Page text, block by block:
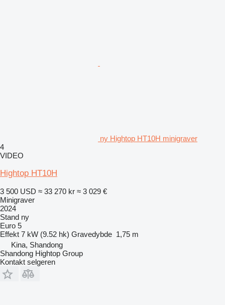
ny Hightop HT10H minigraver
4
VIDEO
Hightop HT10H
3 500 USD ≈ 33 270 kr ≈ 3 029 €
Minigraver
2024
Stand ny
Euro 5
Effekt 7 kW (9.52 hk) Gravedybde 1,75 m
Kina, Shandong
Shandong Hightop Group
Kontakt selgeren